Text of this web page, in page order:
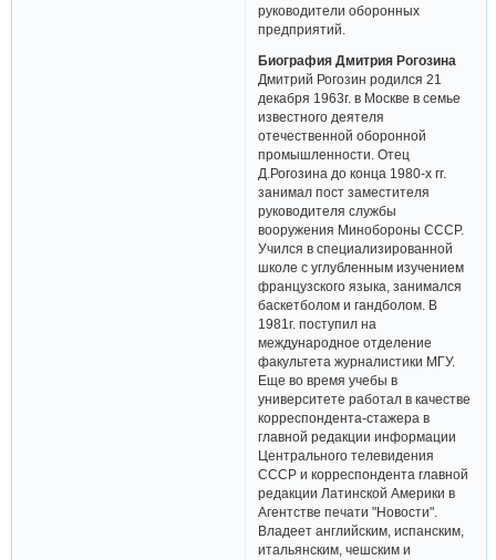
руководители оборонных
предприятий.
Биография Дмитрия Рогозина
Дмитрий Рогозин родился 21
декабря 1963г. в Москве в семье
известного деятеля
отечественной оборонной
промышленности. Отец
Д.Рогозина до конца 1980-х гг.
занимал пост заместителя
руководителя службы
вооружения Минобороны СССР.
Учился в специализированной
школе с углубленным изучением
французского языка, занимался
баскетболом и гандболом. В
1981г. поступил на
международное отделение
факультета журналистики МГУ.
Еще во время учебы в
университете работал в качестве
корреспондента-стажера в
главной редакции информации
Центрального телевидения
СССР и корреспондента главной
редакции Латинской Америки в
Агентстве печати "Новости".
Владеет английским, испанским,
итальянским, чешским и